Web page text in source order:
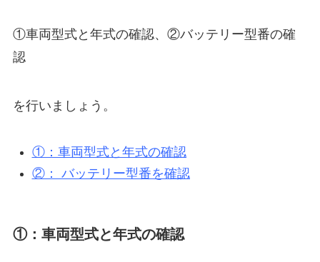
①車両型式と年式の確認、②バッテリー型番の確
認
を行いましょう。
①：車両型式と年式の確認
②： バッテリー型番を確認
①：車両型式と年式の確認